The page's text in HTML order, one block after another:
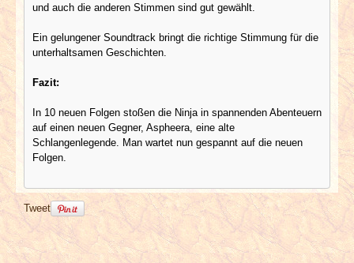
und auch die anderen Stimmen sind gut gewählt.
Ein gelungener Soundtrack bringt die richtige Stimmung für die
unterhaltsamen Geschichten.
Fazit:
In 10 neuen Folgen stoßen die Ninja in spannenden Abenteuern
auf einen neuen Gegner, Aspheera, eine alte
Schlangenlegende. Man wartet nun gespannt auf die neuen
Folgen.
Tweet